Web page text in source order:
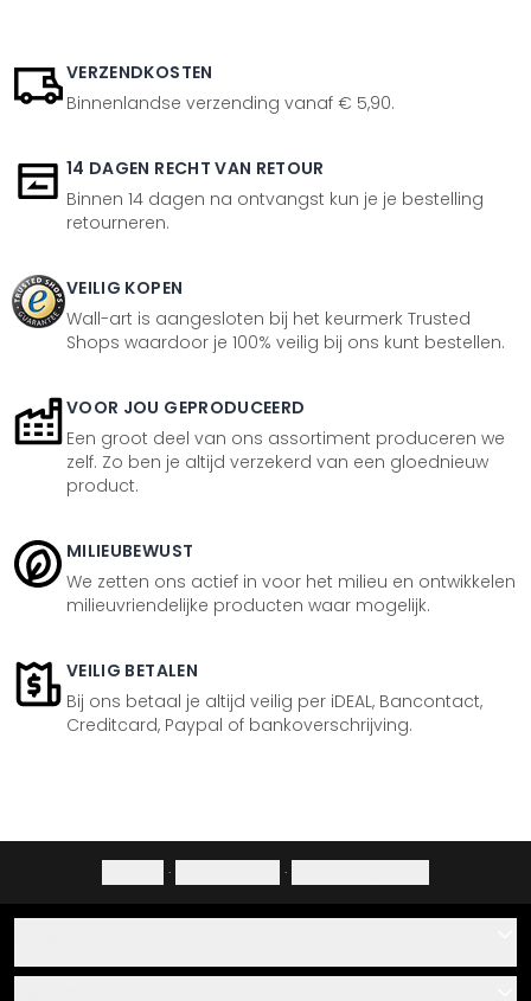
VERZENDKOSTEN
Binnenlandse verzending vanaf € 5,90.
14 DAGEN RECHT VAN RETOUR
Binnen 14 dagen na ontvangst kun je je bestelling
retourneren.
VEILIG KOPEN
Wall-art is aangesloten bij het keurmerk Trusted
Shops waardoor je 100% veilig bij ons kunt bestellen.
VOOR JOU GEPRODUCEERD
Een groot deel van ons assortiment produceren we
zelf. Zo ben je altijd verzekerd van een gloednieuw
product.
MILIEUBEWUST
We zetten ons actief in voor het milieu en ontwikkelen
milieuvriendelijke producten waar mogelijk.
VEILIG BETALEN
Bij ons betaal je altijd veilig per iDEAL, Bancontact,
Creditcard, Paypal of bankoverschrijving.
· ·